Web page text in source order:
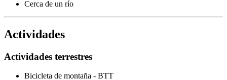
Cerca de un río
Actividades
Actividades terrestres
Bicicleta de montaña - BTT